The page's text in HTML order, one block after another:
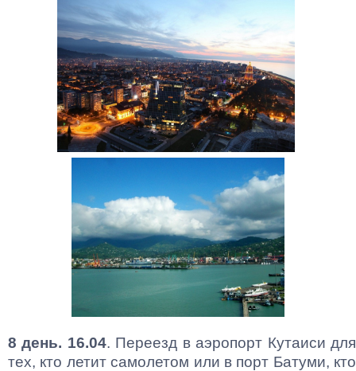
8 день. 16.04. Переезд в аэропорт Кутаиси для
тех, кто летит самолетом или в порт Батуми, кто